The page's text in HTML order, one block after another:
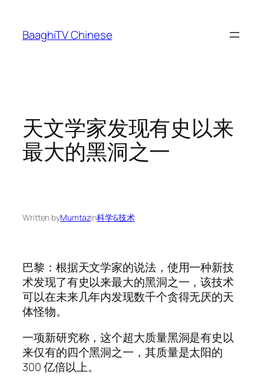
content
BaaghiTV Chinese
天文学家发现有史以来
最大的黑洞之一
Written byMumtazin科学&技术
巴黎：根据天文学家的说法，使用一种新技
术发现了有史以来最大的黑洞之一，该技术
可以在未来几年内发现数千个贪得无厌的天
体怪物。
一项新研究称，这个超大质量黑洞是有史以
来仅有的四个黑洞之一，其质量是太阳的
300 亿倍以上。